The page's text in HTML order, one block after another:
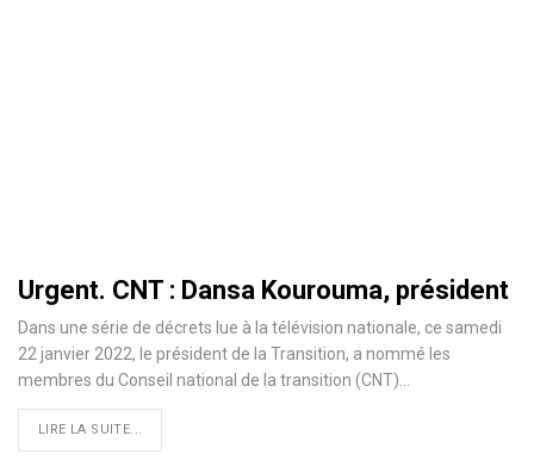
Urgent. CNT : Dansa Kourouma, président
Dans une série de décrets lue à la télévision nationale, ce samedi
22 janvier 2022, le président de la Transition, a nommé les
membres du Conseil national de la transition (CNT)…
LIRE LA SUITE...